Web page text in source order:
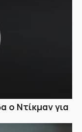
ο Ντίκμαν για